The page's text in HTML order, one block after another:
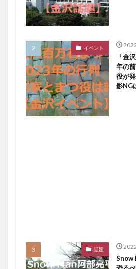
イベント
「金
年の
役が
影NG
話題
Snow